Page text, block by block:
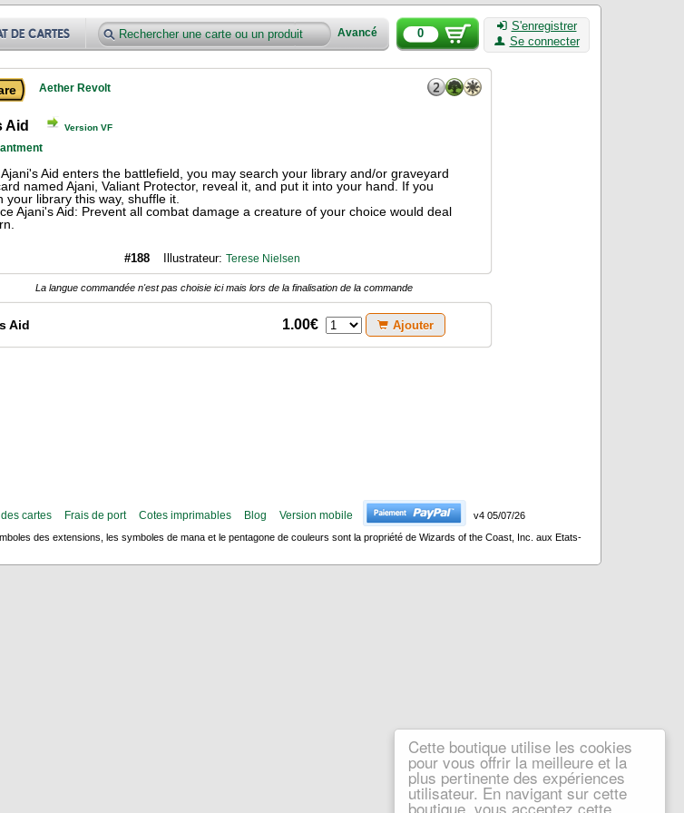
Cette boutique utilise les cookies
pour vous offrir la meilleure et la
plus pertinente des expériences
utilisateur. En navigant sur cette
boutique, vous acceptez cette
Avancé 0
S'enregistrer
Se connecter
Aether Revolt
Aid Version VF
Aid enters the battlefield, you may search your library and/or graveyard
named Ajani, Valiant Protector, reveal it, and put it into your hand. If you
your library this way, shuffle it.
Ajani's Aid: Prevent all combat damage a creature of your choice would deal
#188 Illustrateur: Terese Nielsen
La langue commandée n'est pas choisie ici mais lors de la finalisation de la commande
Aid 1.00€ Ajouter
des cartes Frais de port Cotes imprimables Blog Version mobile
v4 05/07/26
des extensions, les symboles de mana et le pentagone de couleurs sont la propriété de Wizards of the Coast, Inc. aux Etats-